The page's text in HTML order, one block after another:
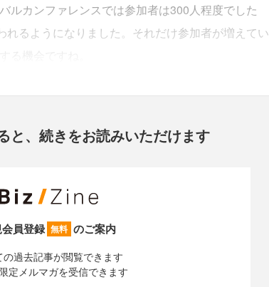
ルカンファレンスでは参加者は300人程度でした
るようになりました。それだけ参加者が増えてい
と、続きをお読みいただけます
員登録 無料 のご案内
の過去記事が閲覧できます
定メルマガを受信できます